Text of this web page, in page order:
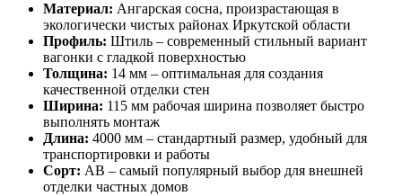
Материал: Ангарская сосна, произрастающая в
экологически чистых районах Иркутской области
Профиль: Штиль – современный стильный вариант
вагонки с гладкой поверхностью
Толщина: 14 мм – оптимальная для создания
качественной отделки стен
Ширина: 115 мм рабочая ширина позволяет быстро
выполнять монтаж
Длина: 4000 мм – стандартный размер, удобный для
транспортировки и работы
Сорт: AB – самый популярный выбор для внешней
отделки частных домов